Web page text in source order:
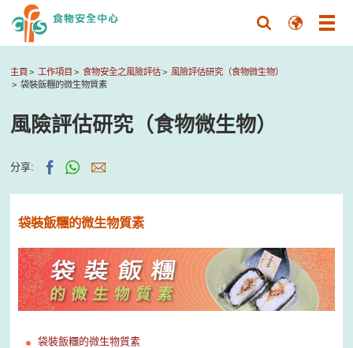
主頁 工作項目 食物安全之風險評估
風險評估研究（食物微生物）
袋裝飯糰的微生物質素
風險評估研究（食物微生物）
分享:
袋裝飯糰的微生物質素
袋裝飯糰的微生物質素